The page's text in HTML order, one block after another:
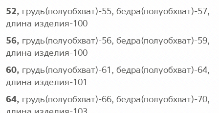
52, грудь(полуобхват)-55, бедра(полуобхват)-57,
длина изделия-100
56, грудь(полуобхват)-56, бедра(полуобхват)-59,
длина изделия-100
60, грудь(полуобхват)-61, бедра(полуобхват)-64,
длина изделия-101
64, грудь(полуобхват)-66, бедра(полуобхват)-70,